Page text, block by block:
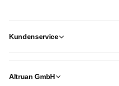
Kundenservice
Altruan GmbH